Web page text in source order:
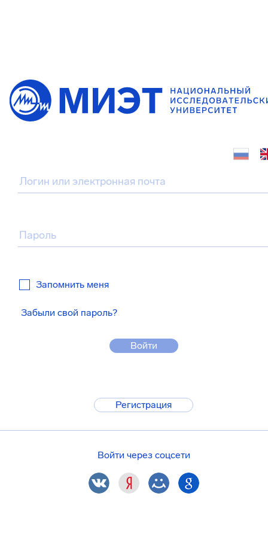
Запомнить меня
Забыли свой пароль?
Войти
Регистрация
Войти через соцсети